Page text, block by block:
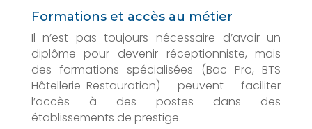
Formations et accès au métier
Il n’est pas toujours nécessaire d’avoir un
diplôme pour devenir réceptionniste, mais
des formations spécialisées (Bac Pro, BTS
Hôtellerie-Restauration) peuvent faciliter
l’accès à des postes dans des
établissements de prestige.